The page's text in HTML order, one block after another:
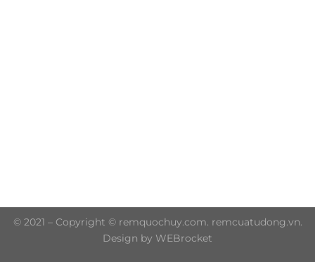
© 2021 – Copyright © remquochuy.com. remcuatudong.vn.
Design by WEBrocket